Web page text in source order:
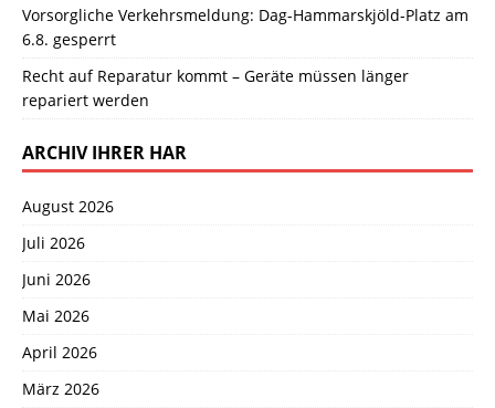
Vorsorgliche Verkehrsmeldung: Dag-Hammarskjöld-Platz am
6.8. gesperrt
Recht auf Reparatur kommt – Geräte müssen länger
repariert werden
ARCHIV IHRER HAR
August 2026
Juli 2026
Juni 2026
Mai 2026
April 2026
März 2026